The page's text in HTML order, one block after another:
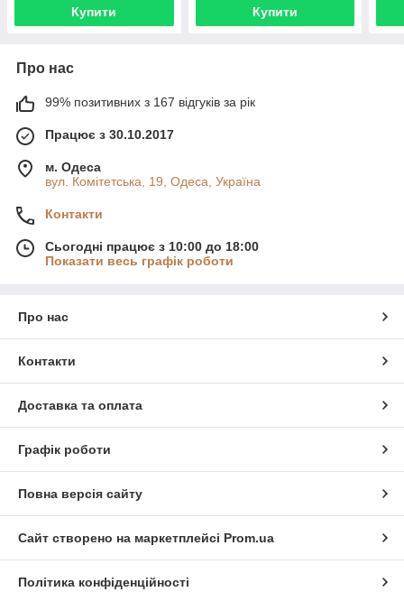
Купити Купити
Про нас
99% позитивних з 167 відгуків за рік
Працює з 30.10.2017
м. Одеса
вул. Комітетська, 19, Одеса, Україна
Контакти
Сьогодні працює з 10:00 до 18:00
Показати весь графік роботи
Про нас
Контакти
Доставка та оплата
Графік роботи
Повна версія сайту
Сайт створено на маркетплейсі Prom.ua
Політика конфіденційності